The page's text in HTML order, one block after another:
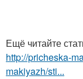
Ещё читайте
http://pricheska-
makiyazh/sti...